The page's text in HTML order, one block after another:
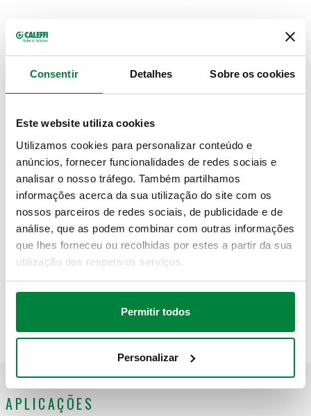
Consentir Detalhes Sobre os cookies
Este website utiliza cookies
Utilizamos cookies para personalizar conteúdo e
anúncios, fornecer funcionalidades de redes sociais e
analisar o nosso tráfego. Também partilhamos
informações acerca da sua utilização do site com os
nossos parceiros de redes sociais, de publicidade e de
análise, que as podem combinar com outras informações
que lhes forneceu ou recolhidas por estes a partir da sua
utilização dos respetivos serviços.
Permitir todos
Personalizar
Código artigo Actions
252306 252360, 252370
Modelos 3D
Texto de proposta Mostrar
CALEFFI, 252306. Cartucho de substituição. Para
misturadora termostática série 2523.
SCIP code
a81be2d7-edb0-44c8-bfda-
824babe429ac
252380, 252390
APLICAÇÕES